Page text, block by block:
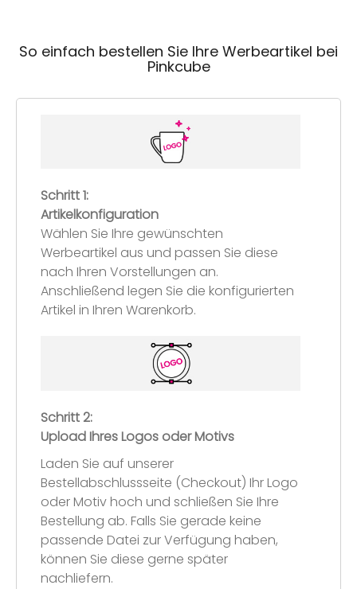
So einfach bestellen Sie Ihre Werbeartikel bei
Pinkcube
Schritt 1:
Artikelkonfiguration
Wählen Sie Ihre gewünschten
Werbeartikel aus und passen Sie diese
nach Ihren Vorstellungen an.
Anschließend legen Sie die konfigurierten
Artikel in Ihren Warenkorb.
Schritt 2:
Upload Ihres Logos oder Motivs
Laden Sie auf unserer
Bestellabschlussseite (Checkout) Ihr Logo
oder Motiv hoch und schließen Sie Ihre
Bestellung ab. Falls Sie gerade keine
passende Datei zur Verfügung haben,
können Sie diese gerne später
nachliefern.